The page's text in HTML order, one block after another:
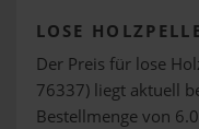
LOSE
Der Preis für lose
76337) liegt aktuell
Bestellmenge von